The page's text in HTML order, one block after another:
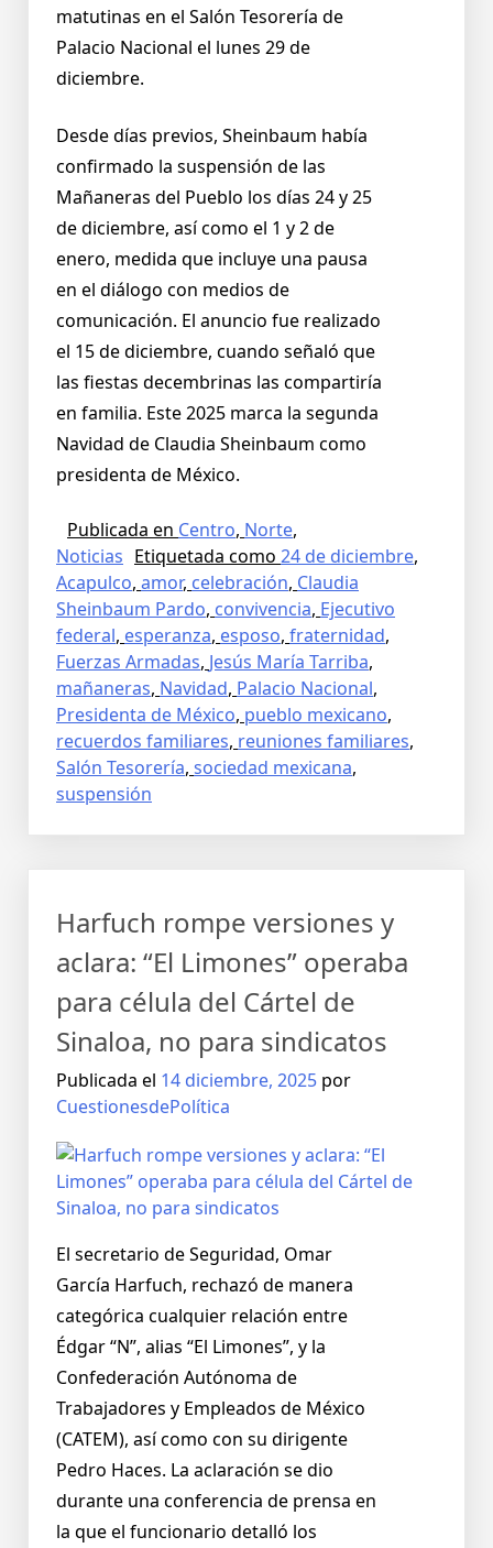
matutinas en el Salón Tesorería de
Palacio Nacional el lunes 29 de
diciembre.
Desde días previos, Sheinbaum había
confirmado la suspensión de las
Mañaneras del Pueblo los días 24 y 25
de diciembre, así como el 1 y 2 de
enero, medida que incluye una pausa
en el diálogo con medios de
comunicación. El anuncio fue realizado
el 15 de diciembre, cuando señaló que
las fiestas decembrinas las compartiría
en familia. Este 2025 marca la segunda
Navidad de Claudia Sheinbaum como
presidenta de México.
Publicada en Centro, Norte,
Noticias Etiquetada como 24 de diciembre,
Acapulco, amor, celebración, Claudia
Sheinbaum Pardo, convivencia, Ejecutivo
federal, esperanza, esposo, fraternidad,
Fuerzas Armadas, Jesús María Tarriba,
mañaneras, Navidad, Palacio Nacional,
Presidenta de México, pueblo mexicano,
recuerdos familiares, reuniones familiares,
Salón Tesorería, sociedad mexicana,
suspensión
Harfuch rompe versiones y
aclara: “El Limones” operaba
para célula del Cártel de
Sinaloa, no para sindicatos
Publicada el 14 diciembre, 2025 por
CuestionesdePolítica
El secretario de Seguridad, Omar
García Harfuch, rechazó de manera
categórica cualquier relación entre
Édgar “N”, alias “El Limones”, y la
Confederación Autónoma de
Trabajadores y Empleados de México
(CATEM), así como con su dirigente
Pedro Haces. La aclaración se dio
durante una conferencia de prensa en
la que el funcionario detalló los